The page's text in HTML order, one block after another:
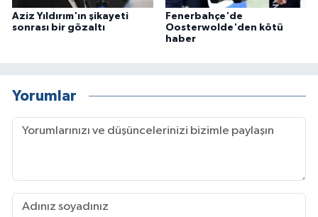
Aziz Yıldırım'ın şikayeti
sonrası bir gözaltı
Fenerbahçe'de
Oosterwolde'den kötü
haber
Yorumlar